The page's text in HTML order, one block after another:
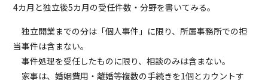
4カ月と独立後5カ月の受任件数・分野を書いてみる。
独立開業までの分は「個人事件」に限り、所属事務所での担
当事件は含まない。
事件処理を受任したものに限り、相談のみは含まない。
家事は、婚姻費用・離婚等複数の手続きを1個とカウントす